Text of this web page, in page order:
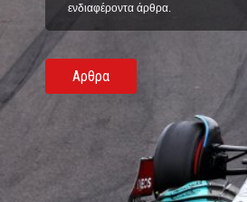
ενδιαφέροντα άρθρα.
Aρθρα